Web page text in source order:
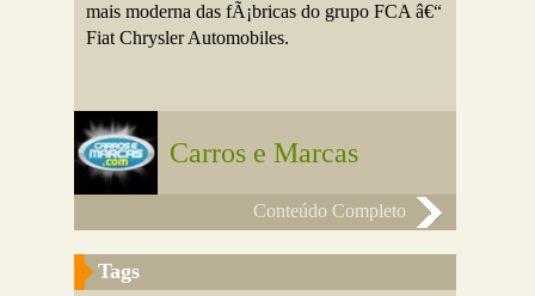
mais moderna das fÃ¡bricas do grupo FCA â€“
Fiat Chrysler Automobiles.
Carros e Marcas
Conteúdo Completo
Tags